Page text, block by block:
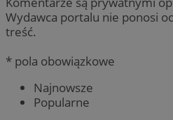
Wydawca portalu nie ponosi
treść.
* pola obowiązkowe
Najnowsze
Popularne